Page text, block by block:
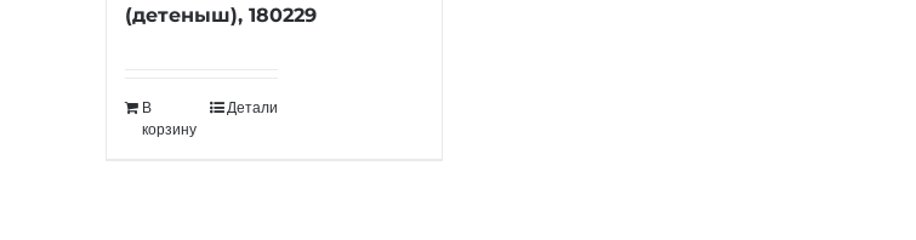
(детеныш), 180229
В
корзину
Детали